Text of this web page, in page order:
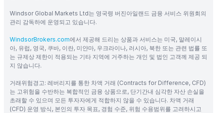
Windsor Global Markets Ltd는 영국령 버진아일랜드 금융 서비스 위원회의
관리 감독하에 운영되고 있습니다.
WindsorBrokers.com에서 제공해 드리는 상품과 서비스는 미국, 말레이시
아, 유럽, 영국, 쿠바, 이란, 미얀마, 우크라이나, 러시아, 북한 또는 관련 법률 또
는 규제상 제한이 적용되는 기타 지역에 거주하는 개인 및 법인 고객께 제공 되
지 않습니다.
거래위험경고: 레버리지를 통한 차액 거래 (Contracts for Difference, CFD)
는 고위험을 수반하는 복합적인 금융 상품으로, 단기간내 심각한 자산 손실을
초래할 수 있으며 모든 투자자에게 적합하지 않을 수 있습니다. 차액 거래
(CFD) 운영 방식, 본인의 투자 목표, 경험 수준, 위험 수용범위를 고려하시고